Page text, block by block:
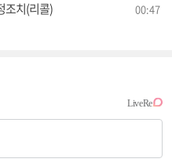
조치(리콜) 00:47